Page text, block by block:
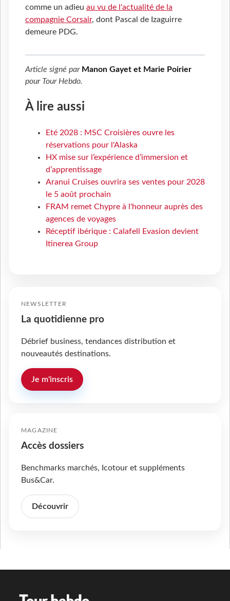
comme un adieu au vu de l'actualité de la
compagnie Corsair, dont Pascal de Izaguirre
demeure PDG.
Article signé par Manon Gayet et Marie Poirier
pour Tour Hebdo.
À lire aussi
Eté 2028 : MSC Croisières ouvre les
réservations pour l'Alaska
HX mise sur l’expérience d’immersion et
d’apprentissage
Aranui Cruises ouvrira ses ventes pour 2028
le 5 août prochain
FRAM remet Chypre à l'honneur auprès des
agences de voyages
Réceptif ibérique : Calafell Evasion devient
Itinerea Group
NEWSLETTER
La quotidienne pro
Débrief business, tendances distribution et
nouveautés destinations.
Je m'inscris
MAGAZINE
Accès dossiers
Benchmarks marchés, Icotour et suppléments
Bus&Car.
Découvrir